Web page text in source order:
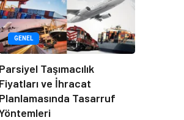
GENEL
Parsiyel Taşımacılık
Fiyatları ve İhracat
Planlamasında Tasarruf